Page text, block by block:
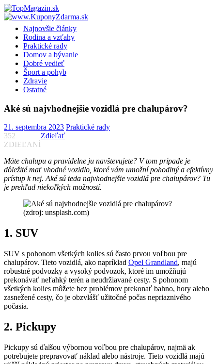
Skip
to
contentNajnovšie články
Rodina a vzťahy
Praktické rady
Domov a bývanie
Dobré vedieť
Šport a pohyb
Zdravie
Ostatné
Aké sú najvhodnejšie vozidlá pre chalupárov?
21. septembra 2023 Praktické rady
352
ZDIEĽANÍ
Zdieľať
Máte chalupu a pravidelne ju navštevujete? V tom prípade je
dôležité mať vhodné vozidlo, ktoré vám umožní pohodlný a efektívny
prístup k nej. Aké sú teda najvhodnejšie vozidlá pre chalupárov? Tu
je prehľad niekoľkých možností.
(zdroj: unsplash.com)
1. SUV
SUV s pohonom všetkých kolies sú často prvou voľbou pre
chalupárov. Tieto vozidlá, ako napríklad Opel Grandland, majú
robustné podvozky a vysoký podvozok, ktoré im umožňujú
prekonávať neľahký terén a neudržiavané cesty. S pohonom
všetkých kolies môžete bez problémov prekonať bahno, hory alebo
zasnežené cesty, čo je obzvlášť užitočné počas nepriaznivého
počasia.
2. Pickupy
Pickupy sú ďalšou výbornou voľbou pre chalupárov, najmä ak
potrebujete prepravovať náklad alebo nástroje. Tieto vozidlá majú